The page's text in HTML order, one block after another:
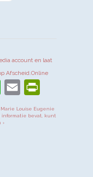
account en laat
Afscheid.Online
WhatsApp
Email
Louise Eugenie
informatie bevat, kunt
›